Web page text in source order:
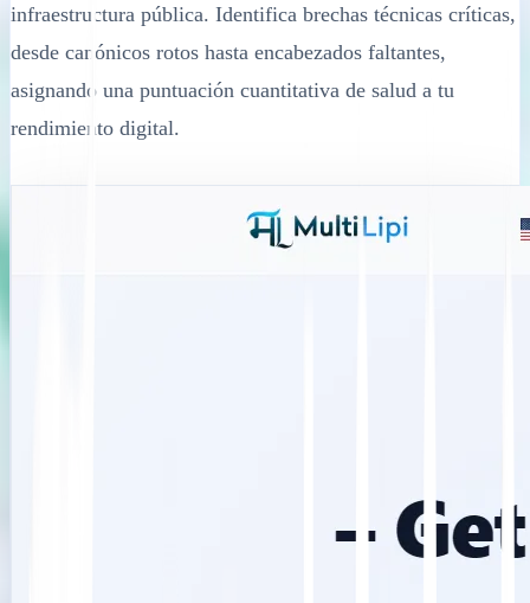
infraestructura pública. Identifica brechas técnicas críticas,
desde canónicos rotos hasta encabezados faltantes,
asignando una puntuación cuantitativa de salud a tu
rendimiento digital.